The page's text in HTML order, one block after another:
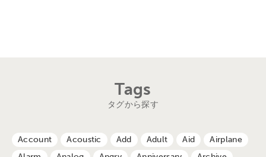
Tags
タグから探す
Account Acoustic Add Adult Aid
Airplane